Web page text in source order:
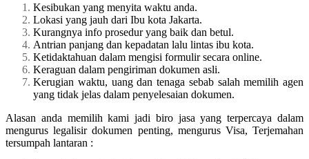
Kesibukan yang menyita waktu anda.
Lokasi yang jauh dari Ibu kota Jakarta.
Kurangnya info prosedur yang baik dan betul.
Antrian panjang dan kepadatan lalu lintas ibu kota.
Ketidaktahuan dalam mengisi formulir secara online.
Keraguan dalam pengiriman dokumen asli.
Kerugian waktu, uang dan tenaga sebab salah memilih agen
yang tidak jelas dalam penyelesaian dokumen.
Alasan anda memilih kami jadi biro jasa yang terpercaya dalam
mengurus legalisir dokumen penting, mengurus Visa, Terjemahan
tersumpah lantaran :